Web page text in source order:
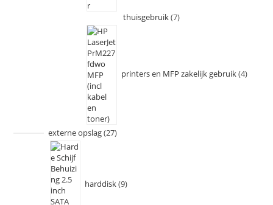
thuisgebruik 7
printers en MFP zakelijk gebruik 4
externe opslag 27
harddisk 9